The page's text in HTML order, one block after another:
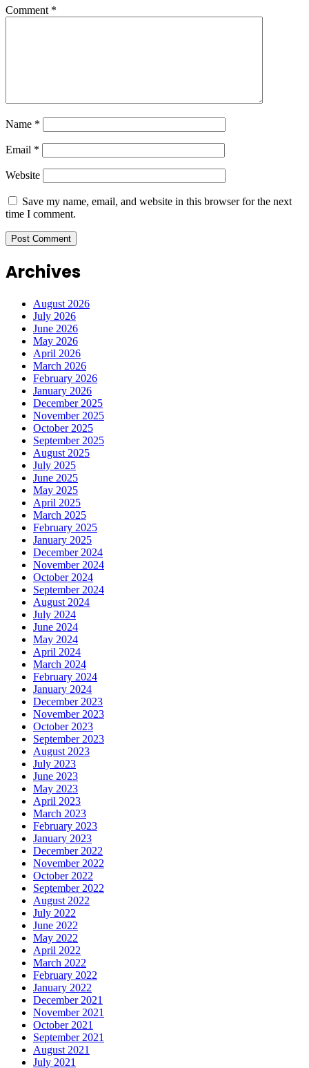
Comment *
Name *
Email *
Website
Save my name, email, and website in this browser for the next
time I comment.
Archives
August 2026
July 2026
June 2026
May 2026
April 2026
March 2026
February 2026
January 2026
December 2025
November 2025
October 2025
September 2025
August 2025
July 2025
June 2025
May 2025
April 2025
March 2025
February 2025
January 2025
December 2024
November 2024
October 2024
September 2024
August 2024
July 2024
June 2024
May 2024
April 2024
March 2024
February 2024
January 2024
December 2023
November 2023
October 2023
September 2023
August 2023
July 2023
June 2023
May 2023
April 2023
March 2023
February 2023
January 2023
December 2022
November 2022
October 2022
September 2022
August 2022
July 2022
June 2022
May 2022
April 2022
March 2022
February 2022
January 2022
December 2021
November 2021
October 2021
September 2021
August 2021
July 2021